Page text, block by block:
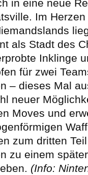
in eine neue
Im
als Stadt des
Inklinge
für zwei
– dieses Mal
neuer
Moves und
zum dritten
zu einem
(Info: